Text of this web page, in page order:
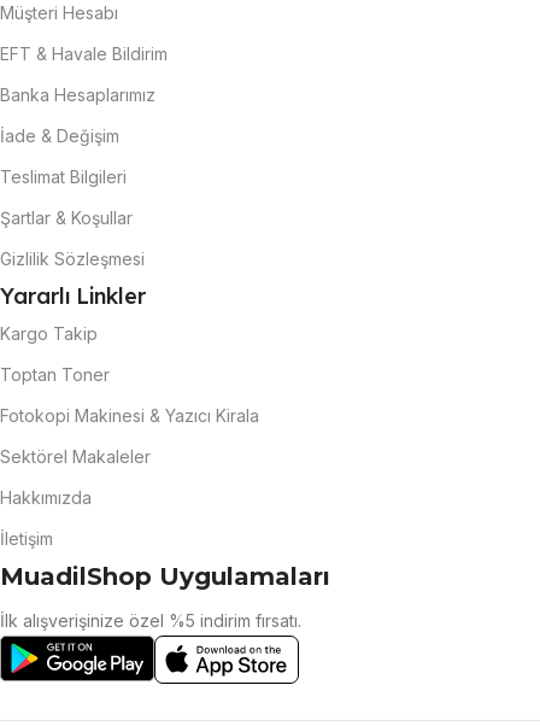
Müşteri Hesabı
EFT & Havale Bildirim
Banka Hesaplarımız
İade & Değişim
Teslimat Bilgileri
Şartlar & Koşullar
Gizlilik Sözleşmesi
Yararlı Linkler
Kargo Takip
Toptan Toner
Fotokopi Makinesi & Yazıcı Kirala
Sektörel Makaleler
Hakkımızda
İletişim
MuadilShop Uygulamaları
İlk alışverişinize özel %5 indirim fırsatı.